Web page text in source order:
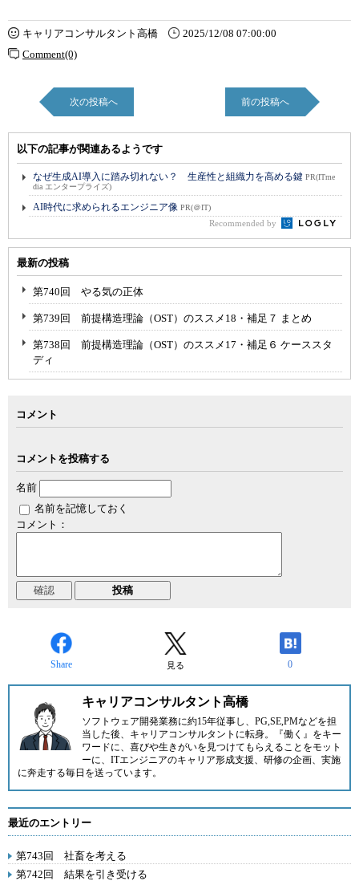
キャリアコンサルタント高橋
2025/12/08 07:00:00
Comment(0)
次の投稿へ 前の投稿へ
以下の記事が関連あるようです
なぜ生成AI導入に踏み切れない？ 生産性と組織力を高める鍵 PR(ITme
dia エンタープライズ)
AI時代に求められるエンジニア像 PR(＠IT)
Recommended by
最新の投稿
第740回 やる気の正体
第739回 前提構造理論（OST）のススメ18・補足７ まとめ
第738回 前提構造理論（OST）のススメ17・補足６ ケーススタ
ディ
コメント
コメントを投稿する
名前
名前を記憶しておく
コメント：
Share 見る 0
キャリアコンサルタント高橋
ソフトウェア開発業務に約15年従事し、PG,SE,PMなどを担
当した後、キャリアコンサルタントに転身。『働く』をキー
ワードに、喜びや生きがいを見つけてもらえることをモット
ーに、ITエンジニアのキャリア形成支援、研修の企画、実施
に奔走する毎日を送っています。
最近のエントリー
第743回 社畜を考える
第742回 結果を引き受ける